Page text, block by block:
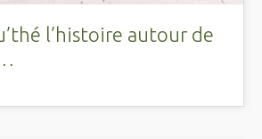
l’histoire autour de